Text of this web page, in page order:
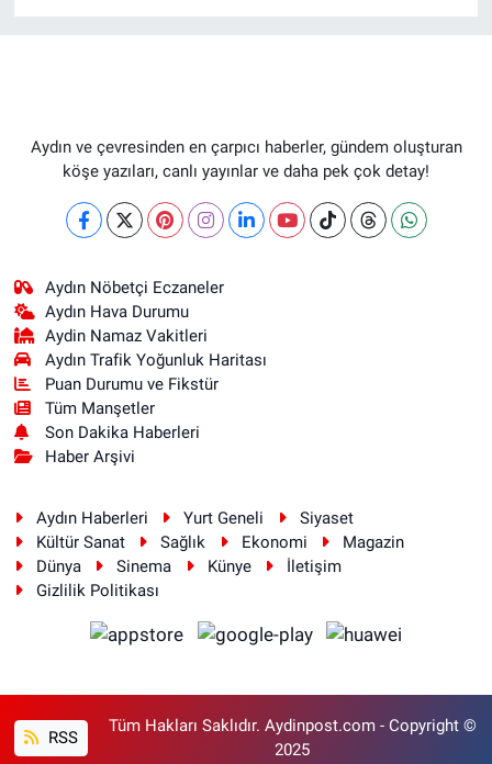
Aydın ve çevresinden en çarpıcı haberler, gündem oluşturan
köşe yazıları, canlı yayınlar ve daha pek çok detay!
Aydın Nöbetçi Eczaneler
Aydın Hava Durumu
Aydin Namaz Vakitleri
Aydın Trafik Yoğunluk Haritası
Puan Durumu ve Fikstür
Tüm Manşetler
Son Dakika Haberleri
Haber Arşivi
Aydın Haberleri Yurt Geneli
Siyaset
Kültür Sanat
Sağlık Ekonomi
Magazin
Dünya
Sinema Künye
İletişim
Gizlilik Politikası
RSS
Tüm Hakları Saklıdır. Aydinpost.com - Copyright ©
2025